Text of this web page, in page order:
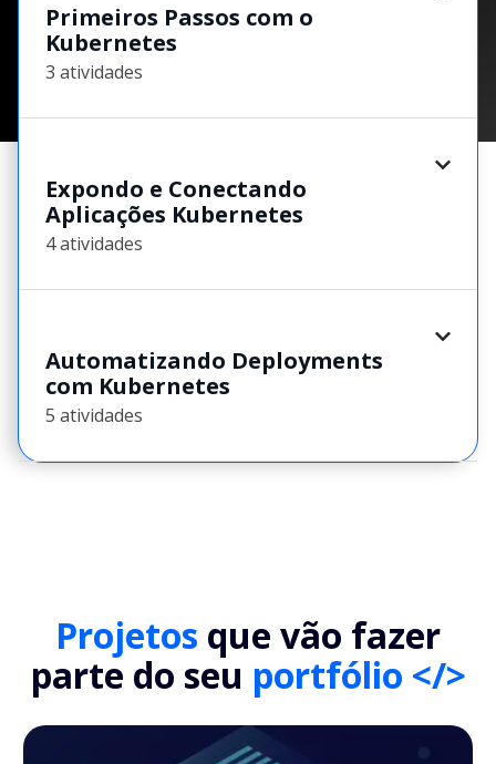
Primeiros Passos com o
Kubernetes
3 atividades
Expondo e Conectando
Aplicações Kubernetes
4 atividades
Automatizando Deployments
com Kubernetes
5 atividades
Projetos que vão fazer
parte do seu portfólio </>